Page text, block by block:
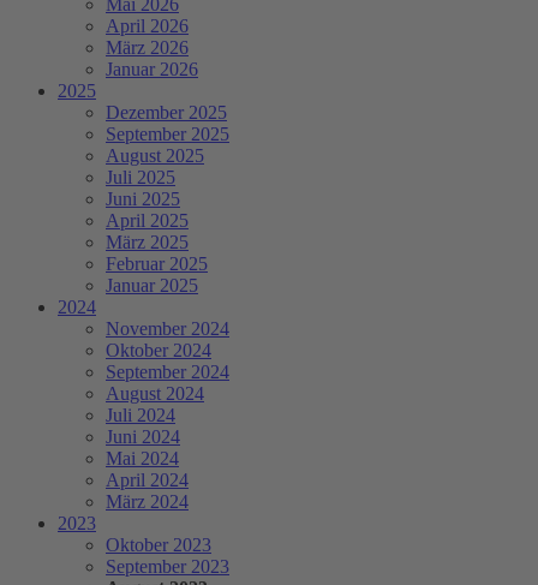
Mai 2026
April 2026
März 2026
Januar 2026
2025
Dezember 2025
September 2025
August 2025
Juli 2025
Juni 2025
April 2025
März 2025
Februar 2025
Januar 2025
2024
November 2024
Oktober 2024
September 2024
August 2024
Juli 2024
Juni 2024
Mai 2024
April 2024
März 2024
2023
Oktober 2023
September 2023